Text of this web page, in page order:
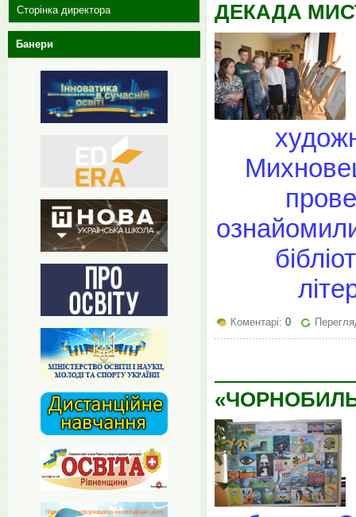
ДЕКАДА
Коментарі: 0
Сторінка директора
Банери